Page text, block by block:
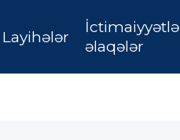
Layihələr
İctimaiyyətlə
əlaqələr